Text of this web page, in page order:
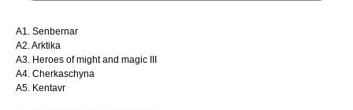
A1. Senbernar
A2. Arktika
A3. Heroes of might and magic III
A4. Cherkaschyna
A5. Kentavr